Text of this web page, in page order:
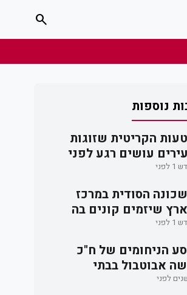
search
נוספות
הקריטית שזוגות
עושים רגע לפני
על חוזה דירה
לפני
הסודית במרכז
שיזמים קונים בה
מתחת לרדאר
לפני
הניחומים של ח"כ
אבוטבול בבתי
על אסון מירון